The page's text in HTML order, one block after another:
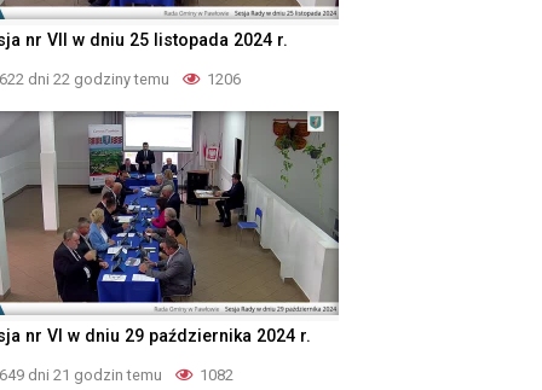
nr VII w dniu 25 listopada 2024 r.
622 dni 22 godziny temu 1206
nr VI w dniu 29 października 2024 r.
649 dni 21 godzin temu 1082